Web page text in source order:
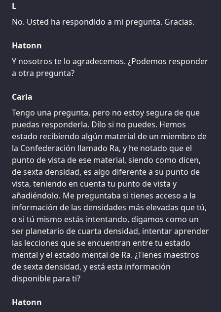
L
No. Usted ha respondido a mi pregunta. Gracias.
Hatonn
Y nosotros te lo agradecemos. ¿Podemos responder
a otra pregunta?
Carla
Tengo una pregunta, pero no estoy segura de que
puedas responderla. Dílo si no puedes. Hemos
estado recibiendo algún material de un miembro de
la Confederación llamado Ra, y he notado que el
punto de vista de ese material, siendo como dicen,
de sexta densidad, es algo diferente a su punto de
vista, teniendo en cuenta tu punto de vista y
añadiéndolo. Me preguntaba si tienes acceso a la
información de las densidades más elevadas que tú,
o si tú mismo estás intentando, digamos como un
ser planetario de cuarta densidad, intentar aprender
las lecciones que se encuentran entre tu estado
mental y el estado mental de Ra. ¿Tienes maestros
de sexta densidad, y está esta información
disponible para ti?
Hatonn